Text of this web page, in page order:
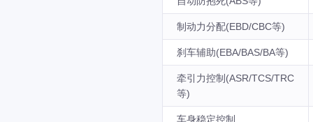
制动力分配(EBD/CBC等)
刹车辅助(EBA/BAS/BA等)
牵引力控制(ASR/TCS/TRC
等)
车身稳定控制